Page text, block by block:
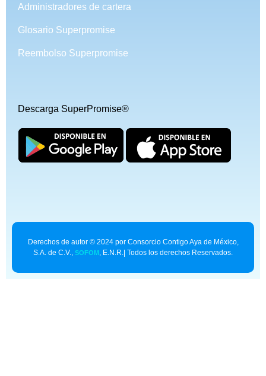
Administradores de cartera
Glosario Superpromise
Reembolso Superpromise
Descarga SuperPromise®
Derechos de autor © 2024 por Consorcio Contigo Aya de México,
S.A. de C.V., SOFOM , E.N.R.| Todos los derechos Reservados.